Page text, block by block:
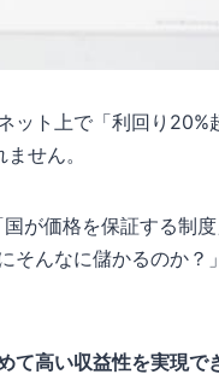
ット上で「利回り20%
せん。
が価格を保証する制度
そんなに儲かるのか？
て高い収益性を実現で